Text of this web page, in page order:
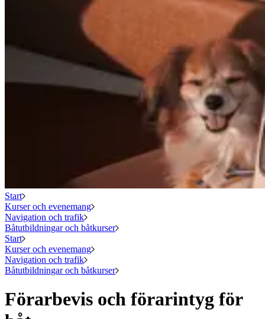
Start
Kurser och evenemang
Navigation och trafik
Båtutbildningar och båtkurser
Start
Kurser och evenemang
Navigation och trafik
Båtutbildningar och båtkurser
Förarbevis och förarintyg för